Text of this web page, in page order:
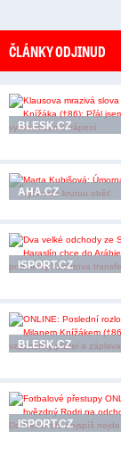
ČLÁNKY ODJINUD
BLESK.CZ
AHA.CZ
ISPORT.CZ
BLESK.CZ
ISPORT.CZ